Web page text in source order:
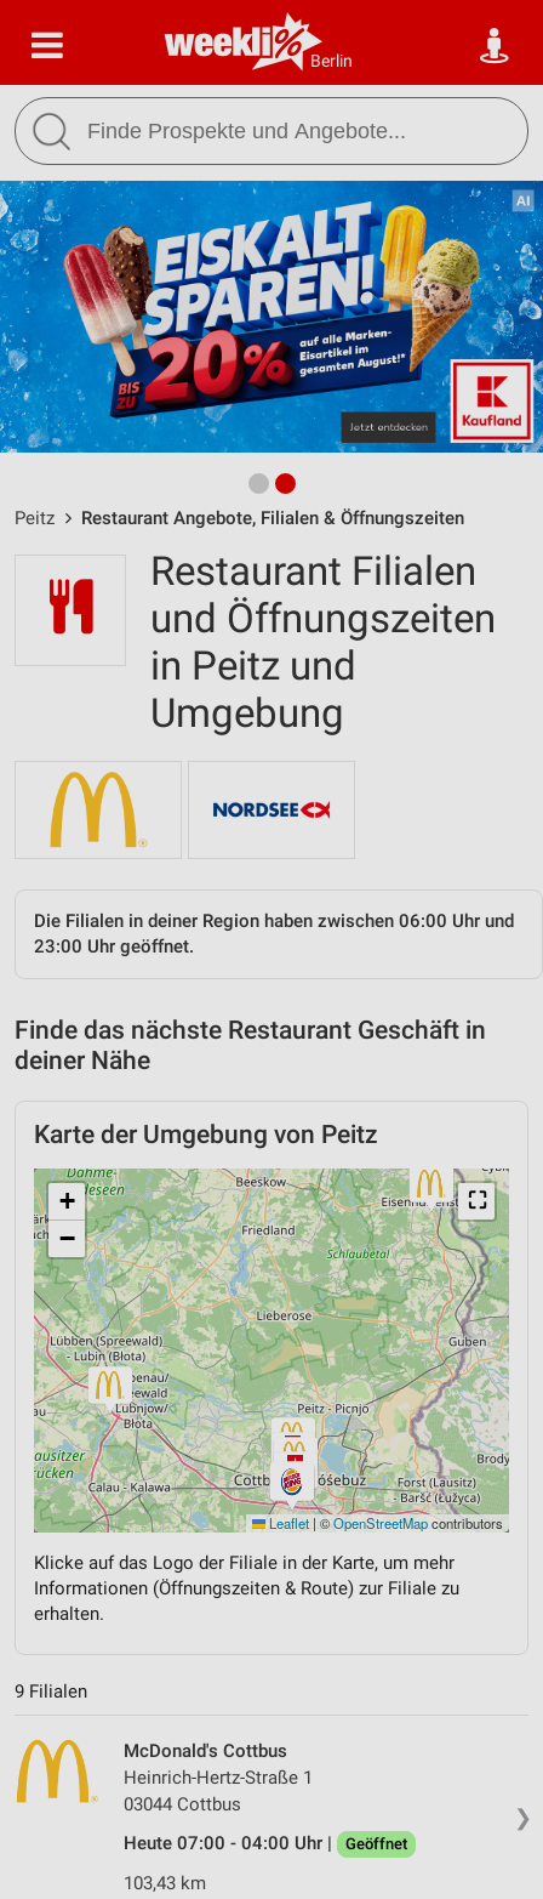
Berlin
Peitz Restaurant Angebote, Filialen & Öffnungszeiten
Restaurant Filialen
und Öffnungszeiten
in Peitz und
Umgebung
Die Filialen in deiner Region haben zwischen 06:00 Uhr und
23:00 Uhr geöffnet.
Finde das nächste Restaurant Geschäft in
deiner Nähe
Karte der Umgebung von Peitz
⛶
+
−
Leaflet | ©OpenStreetMapcontributors
Klicke auf das Logo der Filiale in der Karte, um mehr
Informationen (Öffnungszeiten & Route) zur Filiale zu
erhalten.
9 Filialen
❯
McDonald's Cottbus
Heinrich-Hertz-Straße 1
03044 Cottbus
Heute 07:00 - 04:00 Uhr |
Geöffnet
103,43 km